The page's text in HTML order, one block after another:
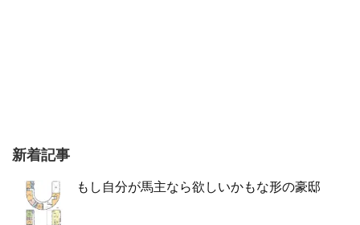
新着記事
もし自分が馬主なら欲しいかもな形の豪邸